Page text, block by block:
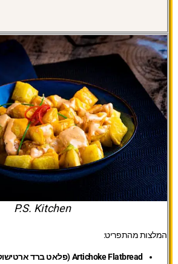
P.S. Kitchen
המלצות מהתפריט:
Artichoke Flatbread (פלאט ברד ארטישוק):